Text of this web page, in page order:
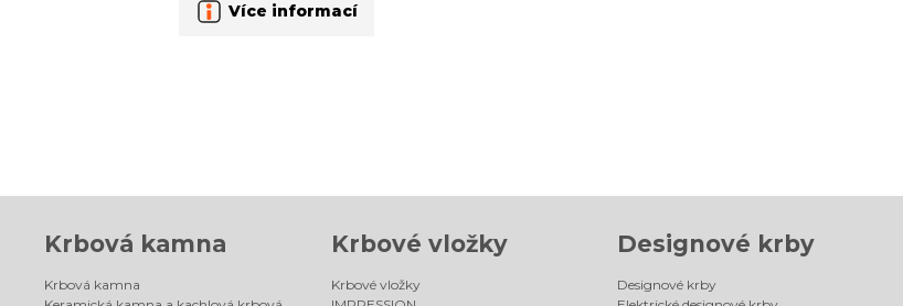
Více informací
Krbová kamna
Krbová kamna
Krbové vložky
Krbové vložky
Designové krby
Designové krby